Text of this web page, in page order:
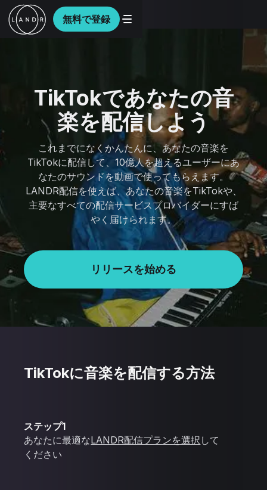
無料で登録
TikTokであなたの音
楽を配信しよう
これまでになくかんたんに、あなたの音楽を
TikTokに配信して、10億人を超えるユーザーにあ
なたのサウンドを動画で使ってもらえます。
LANDR配信を使えば、あなたの音楽をTikTokや、
主要なすべての配信サービスプロバイダーにすば
やく届けられます。
リリースを始める
TikTokに音楽を配信する方法
ステップ1
あなたに最適なLANDR配信プランを選択 して
ください